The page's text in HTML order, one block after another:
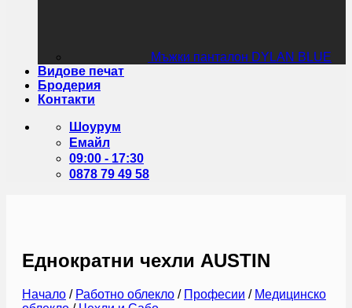
Мъжки панталон DYLAN BLUE
Видове печат
Бродерия
Контакти
Шоурум
Емайл
09:00 - 17:30
0878 79 49 58
Еднократни чехли AUSTIN
Начало / Работно облекло / Професии / Медицинско